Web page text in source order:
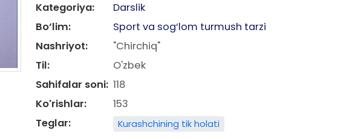
Kategoriya:
Darslik
Bo‘lim:
Sport va sog‘lom turmush tarzi
Nashriyot:
"Chirchiq"
Til:
O'zbek
Sahifalar soni: 118
Ko'rishlar:
153
Teglar:
Kurashchining tik holati